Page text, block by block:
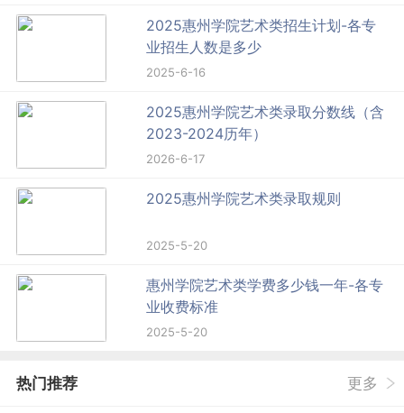
2025惠州学院艺术类招生计划-各专
业招生人数是多少
2025-6-16
2025惠州学院艺术类录取分数线（含
2023-2024历年）
2026-6-17
2025惠州学院艺术类录取规则
2025-5-20
惠州学院艺术类学费多少钱一年-各专
业收费标准
2025-5-20
热门推荐 更多